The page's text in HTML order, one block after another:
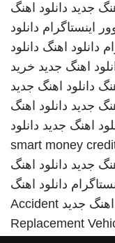
جدید دانلود اهنگ
اینستاگرام دانلود
دانلود اهنگ دانلود
اهنگ جدید خرید
دانلود اهنگ جدید
جدید دانلود اهنگ
اهنگ جدید دانلود
smart money
جدید دانلود اهنگ
دانلود اهنگ
اهنگ جدید Accident
Replacement